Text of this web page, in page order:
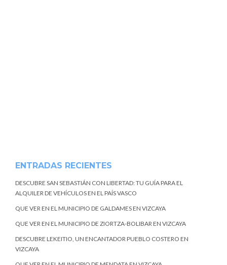
ENTRADAS RECIENTES
DESCUBRE SAN SEBASTIÁN CON LIBERTAD: TU GUÍA PARA EL
ALQUILER DE VEHÍCULOS EN EL PAÍS VASCO
QUE VER EN EL MUNICIPIO DE GALDAMES EN VIZCAYA
QUE VER EN EL MUNICIPIO DE ZIORTZA-BOLIBAR EN VIZCAYA
DESCUBRE LEKEITIO, UN ENCANTADOR PUEBLO COSTERO EN
VIZCAYA